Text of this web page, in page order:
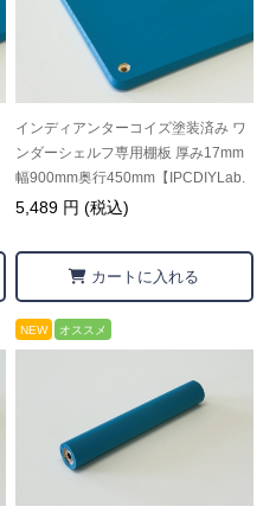
インディアンターコイズ塗装済み ワ
ンダーシェルフ専用棚板 厚み17mm
幅900mm奥行450mm【IPCDIYLab.
オリジナル】
5,489 円 (税込)
カートに入れる
NEW オススメ